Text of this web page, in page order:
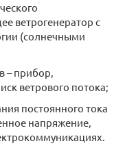
ветрогенератор с
(солнечными
– прибор,
ветрового потока;
постоянного тока
напряжение,